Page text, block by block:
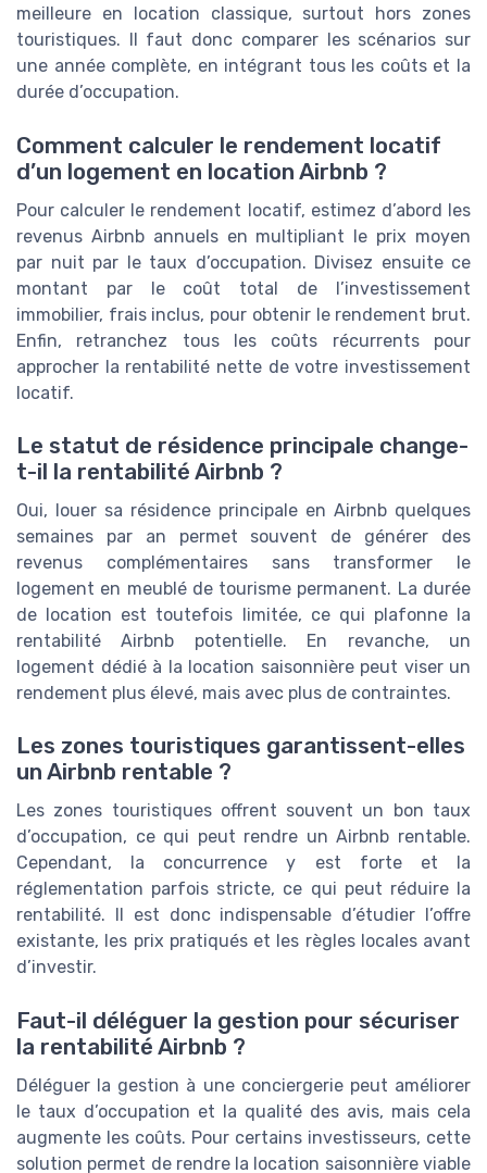
meilleure en location classique, surtout hors zones
touristiques. Il faut donc comparer les scénarios sur
une année complète, en intégrant tous les coûts et la
durée d’occupation.
Comment calculer le rendement locatif
d’un logement en location Airbnb ?
Pour calculer le rendement locatif, estimez d’abord les
revenus Airbnb annuels en multipliant le prix moyen
par nuit par le taux d’occupation. Divisez ensuite ce
montant par le coût total de l’investissement
immobilier, frais inclus, pour obtenir le rendement brut.
Enfin, retranchez tous les coûts récurrents pour
approcher la rentabilité nette de votre investissement
locatif.
Le statut de résidence principale change-
t-il la rentabilité Airbnb ?
Oui, louer sa résidence principale en Airbnb quelques
semaines par an permet souvent de générer des
revenus complémentaires sans transformer le
logement en meublé de tourisme permanent. La durée
de location est toutefois limitée, ce qui plafonne la
rentabilité Airbnb potentielle. En revanche, un
logement dédié à la location saisonnière peut viser un
rendement plus élevé, mais avec plus de contraintes.
Les zones touristiques garantissent-elles
un Airbnb rentable ?
Les zones touristiques offrent souvent un bon taux
d’occupation, ce qui peut rendre un Airbnb rentable.
Cependant, la concurrence y est forte et la
réglementation parfois stricte, ce qui peut réduire la
rentabilité. Il est donc indispensable d’étudier l’offre
existante, les prix pratiqués et les règles locales avant
d’investir.
Faut-il déléguer la gestion pour sécuriser
la rentabilité Airbnb ?
Déléguer la gestion à une conciergerie peut améliorer
le taux d’occupation et la qualité des avis, mais cela
augmente les coûts. Pour certains investisseurs, cette
solution permet de rendre la location saisonnière viable